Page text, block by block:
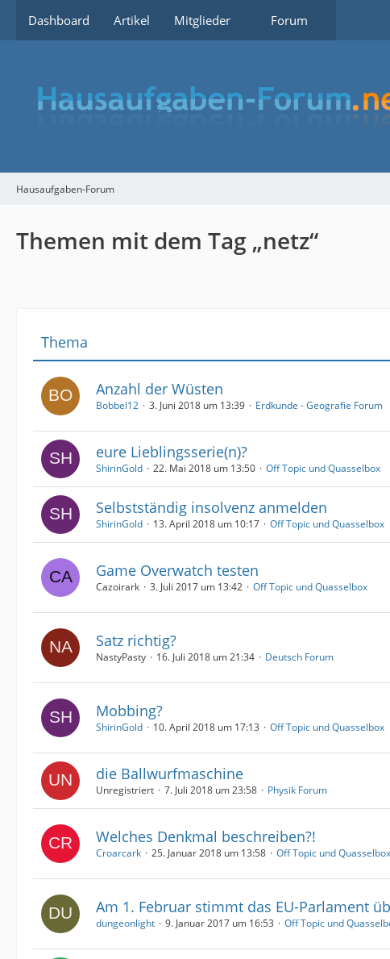
Dashboard Artikel Mitglieder Forum
Hausaufgaben-Forum
Themen mit dem Tag „netz“
Thema
Anzahl der Wüsten
Bobbel12 3. Juni 2018 um 13:39 Erdkunde - Geografie Forum
eure Lieblingsserie(n)?
ShirinGold 22. Mai 2018 um 13:50 Off Topic und Quasselbox
Selbstständig insolvenz anmelden
ShirinGold 13. April 2018 um 10:17 Off Topic und Quasselbox
Game Overwatch testen
Cazoirark 3. Juli 2017 um 13:42 Off Topic und Quasselbox
Satz richtig?
NastyPasty 16. Juli 2018 um 21:34 Deutsch Forum
Mobbing?
ShirinGold 10. April 2018 um 17:13 Off Topic und Quasselbox
die Ballwurfmaschine
Unregistriert 7. Juli 2018 um 23:58 Physik Forum
Welches Denkmal beschreiben?!
Croarcark 25. Januar 2018 um 13:58 Off Topic und Quasselbox
Am 1. Februar stimmt das EU-Parlament
dungeonlight 9. Januar 2017 um 16:53 Off Topic und